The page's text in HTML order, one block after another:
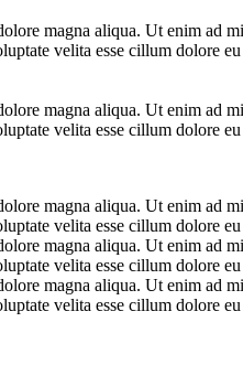
magna aliqua. Ut enim ad
velita esse cillum dolore
magna aliqua. Ut enim ad
velita esse cillum dolore
magna aliqua. Ut enim ad
velita esse cillum dolore
magna aliqua. Ut enim ad
velita esse cillum dolore
magna aliqua. Ut enim ad
velita esse cillum dolore